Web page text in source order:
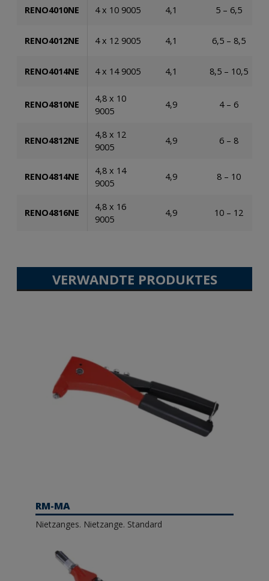
RENO4010NE 4 x 10 9005 4,1 5 – 6,5
RENO4012NE 4 x 12 9005 4,1 6,5 – 8,5
RENO4014NE 4 x 14 9005 4,1 8,5 – 10,5
RENO4810NE
4,8 x 10
9005
4,9 4 – 6
RENO4812NE
4,8 x 12
9005
4,9 6 – 8
RENO4814NE
4,8 x 14
9005
4,9 8 – 10
RENO4816NE
4,8 x 16
9005
4,9 10 – 12
VERWANDTE PRODUKTES
RM-MA
Nietzanges. Nietzange. Standard